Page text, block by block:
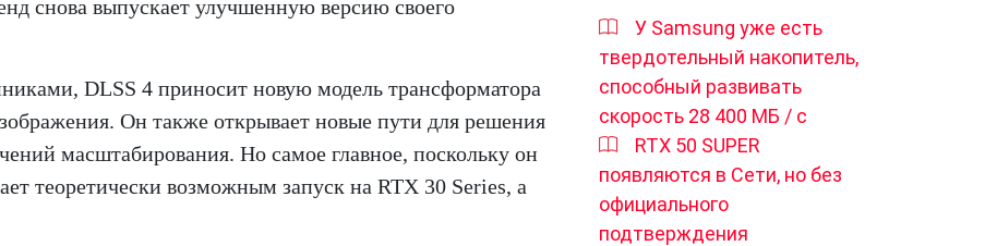
снова выпускает улучшенную версию своего
DLSS 4 приносит новую модель трансформатора
Он также открывает новые пути для решения
масштабирования. Но самое главное, поскольку он
теоретически возможным запуск на RTX 30 Series, а
У Samsung уже есть
твердотельный накопитель,
способный развивать
скорость 28 400 МБ / с
RTX 50 SUPER
появляются в Сети, но без
официального
подтверждения